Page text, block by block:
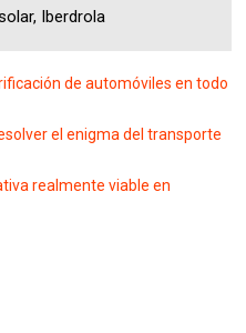
Iberdrola
de automóviles en todo
el enigma del transporte
realmente viable en